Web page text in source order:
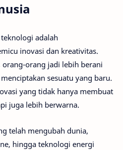
adalah
inovasi dan kreativitas.
orang jadi lebih berani
sesuatu yang baru.
yang tidak hanya membuat
juga lebih berwarna.
telah mengubah dunia,
hingga teknologi energi